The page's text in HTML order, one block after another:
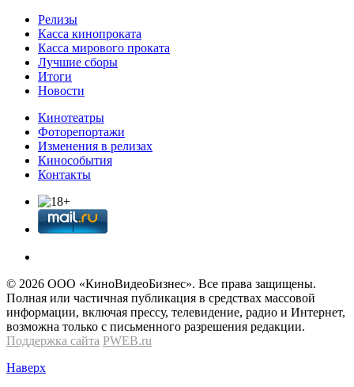
Релизы
Касса кинопроката
Касса мирового проката
Лучшие сборы
Итоги
Новости
Кинотеатры
Фоторепортажи
Изменения в релизах
Кинособытия
Контакты
© 2026 OOО «КиноВидеоБизнес». Все права защищены.
Полная или частичная публикация в средствах массовой
информации, включая прессу, телевидение, радио и Интернет,
возможна только с письменного разрешения редакции.
Поддержка сайта PWEB.ru
Наверх